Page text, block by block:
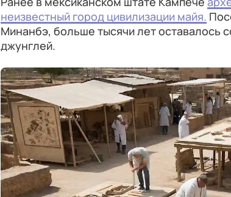
неизвестный город цивилизации майя.
Минанбэ, больше тысячи лет оставалось
джунглей.